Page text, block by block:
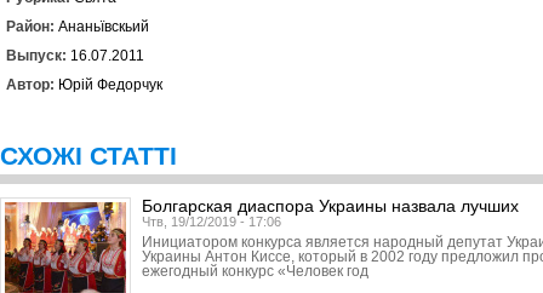
Район: Ананьївскьий
Выпуск: 16.07.2011
Автор: Юрій Федорчук
СХОЖІ СТАТТІ
Болгарская диаспора Украины назвала лучших
Чтв, 19/12/2019 - 17:06
Инициатором конкурса является народный депутат
Украины Антон Киссе, который в 2002 году предложил
ежегодный конкурс «Человек год